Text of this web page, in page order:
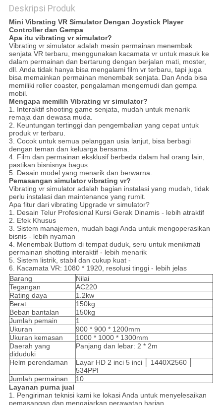
Deskripsi Produk
Mini Vibrating VR Simulator Dengan Joystick Player
Controller dan Gempa
Apa itu vibrating vr simulator?
Vibrating vr simulator adalah mesin permainan menembak
senjata VR terbaru, menggunakan kacamata vr untuk masuk ke
dalam permainan dan bertarung dengan berjalan mati, moster,
dll. Anda tidak hanya bisa mengalami film vr terbaru, tapi juga
bisa memainkan permainan menembak senjata. Dan Anda bisa
memiliki roller coaster, pengalaman mengemudi dan gempa
mobil.
Mengapa memilih Vibrating vr simulator?
1. Interaktif shooting game senjata, mudah untuk menarik
remaja dan dewasa muda.
2. Keuntungan tertinggi dan pengembalian yang cepat untuk
produk vr terbaru.
3. Cocok untuk semua pelanggan usia lanjut, bisa berbagi
dengan teman dan keluarga bersama.
4. Film dan permainan eksklusif berbeda dalam hal orang lain,
pastikan bisnisnya bagus.
5. Desain model yang menarik dan berwarna.
Pemasangan simulator vibrating vr?
Vibrating vr simulator adalah bagian instalasi yang mudah, tidak
perlu instalasi dan maintenance yang rumit.
Apa fitur dari vibrating Upgrade vr simulator?
1. Desain Telur Profesional Kursi Gerak Dinamis - lebih atraktif
2. Efek Khusus
3. Sistem manajemen, mudah bagi Anda untuk mengoperasikan
bisnis - lebih nyaman
4. Menembak Buttom di tempat duduk, seru untuk menikmati
permainan shotting interaktif - lebih menarik
5. Sistem listrik, stabil dan cukup kuat -
6. Kacamata VR: 1080 * 1920, resolusi tinggi - lebih jelas
Barang
Nilai
Tegangan
AC220
Rating daya
1.2kw
Berat
150kg
Beban bantalan
150kg
Jumlah pemain
1
Ukuran
900 * 900 * 1200mm
Ukuran kemasan
1000 * 1000 * 1300mm
Daerah yang
diduduki
Panjang dan lebar: 2 * 2m
Helm perendaman
Layar HD 2 inci 5 inci │ 1440X2560 │
534PPI
Jumlah permainan
10
Layanan purna jual
1. Pengiriman teknisi kami ke lokasi Anda untuk menyelesaikan
pemasangan dan mengajarkan perawatan harian.